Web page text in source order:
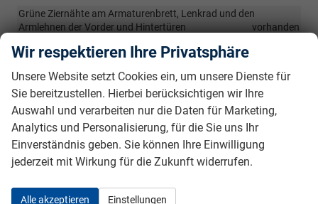
Grüne Ziernähte am Armaturenbrett, Lenkrad und den
Armlehnen der Vorder und Hintertüren
vorhanden
LED-Ambientebeleuchtung am Armaturenbrett und an der
Türverkleidung, einstellbar in 8 Farben
Dekoreinlagen aus Aluminium für Türverkleidungen und
Armaturenbrett
vorhanden
Pedalerie und Einstiegsleisten in Aluminium
vorhanden
Dachhimmel in Schwarz
vorhanden
Make-up-Spiegel für Fahrer und Beifahrer beleuchtet
Keyless-System Plus (schlüsselloses Zugangs- und
Startsystem)
Wir respektieren Ihre Privatsphäre
Unsere Website setzt Cookies ein, um unsere Dienste für
Sie bereitzustellen. Hierbei berücksichtigen wir Ihre
Auswahl und verarbeiten nur die Daten für Marketing,
Analytics und Personalisierung, für die Sie uns Ihr
Einverständnis geben. Sie können Ihre Einwilligung
jederzeit mit Wirkung für die Zukunft widerrufen.
Alle akzeptieren Einstellungen